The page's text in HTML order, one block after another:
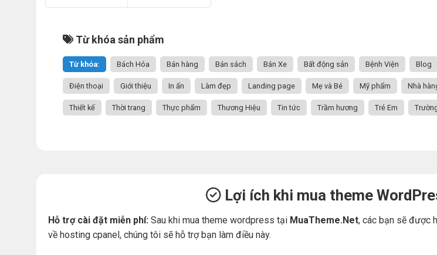
Từ khóa sản phẩm
Từ khóa: Bách Hóa Bán hàng Bán sách Bán Xe Bất động sản Bệnh Viện Blog
Điện thoại Giới thiệu In ấn Làm đẹp Landing page Mẹ và Bé Mỹ phẩm Nhà
Thiết kế Thời trang Thực phẩm Thương Hiệu Tin tức Trầm hương Trẻ Em
Lợi ích khi mua theme
Hỗ trợ cài đặt miễn phí: Sau khi mua theme wordpress tại MuaTheme.Net, các bạn sẽ được
về hosting cpanel, chúng tôi sẽ hỗ trợ bạn làm điều này.